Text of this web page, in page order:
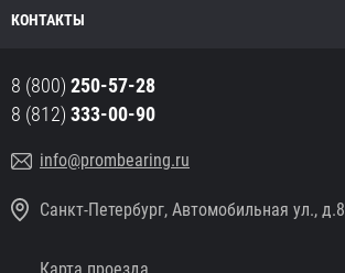
КОНТАКТЫ
8 (800) 250-57-28
8 (812) 333-00-90
info@prombearing.ru
Санкт-Петербург, Автомобильная ул., д.8